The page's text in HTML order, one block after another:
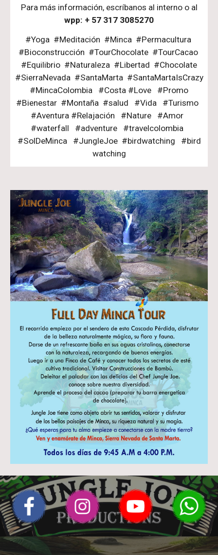
Para más información, escríbanos al interno o al
wpp: + 57 317 3085270
#Yoga #Meditación #Minca #Permacultura
#Bioconstrucción #TourChocolate #TourCacao
#Equilibrio #Naturaleza #Libertad #Chocolate
#SierraNevada #SantaMarta #SantaMartaIsCrazy
#MincaColombia #Costa #Love #Promo
#Bienestar #Montaña #salud #Vida #Turismo
#Aventura #Relajación #Nature #Amor
#waterfall #adventure #travelcolombia
#SolDeMinca #JungleJoe #birdwatching #bird
watching